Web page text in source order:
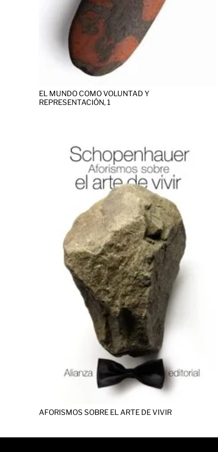
EL MUNDO COMO VOLUNTAD Y
REPRESENTACIÓN, 1
AFORISMOS SOBRE EL ARTE DE VIVIR